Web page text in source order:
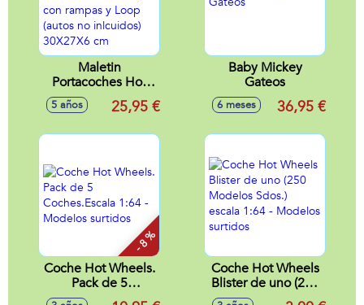
Maletin
Portacoches Hot
Wheels 3 En 1.
Guarda 44 Coches,
(autos no inlcuidos)
5 años 25,95 €
Baby Mickey
Gateos
6 meses 36,95 €
- 8 %
Coche Hot Wheels.
Pack de 5
Coches.Escala 1:64
Coche Hot Wheels
Blister de uno (250
Modelos Sdos.)